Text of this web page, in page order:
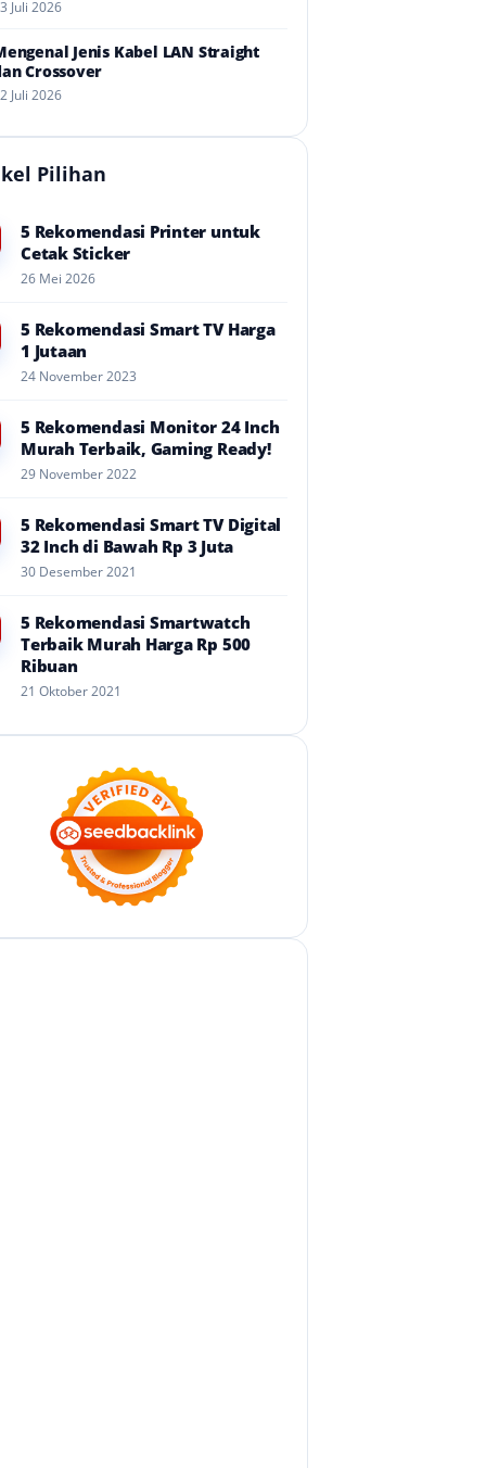
Juli 2026
Jenis Kabel LAN Straight
Crossover
Juli 2026
Pilihan
5 Rekomendasi Printer untuk
Cetak Sticker
26 Mei 2026
5 Rekomendasi Smart TV Harga
1 Jutaan
24 November 2023
5 Rekomendasi Monitor 24 Inch
Murah Terbaik, Gaming Ready!
29 November 2022
5 Rekomendasi Smart TV Digital
32 Inch di Bawah Rp 3 Juta
30 Desember 2021
5 Rekomendasi Smartwatch
Terbaik Murah Harga Rp 500
Ribuan
21 Oktober 2021